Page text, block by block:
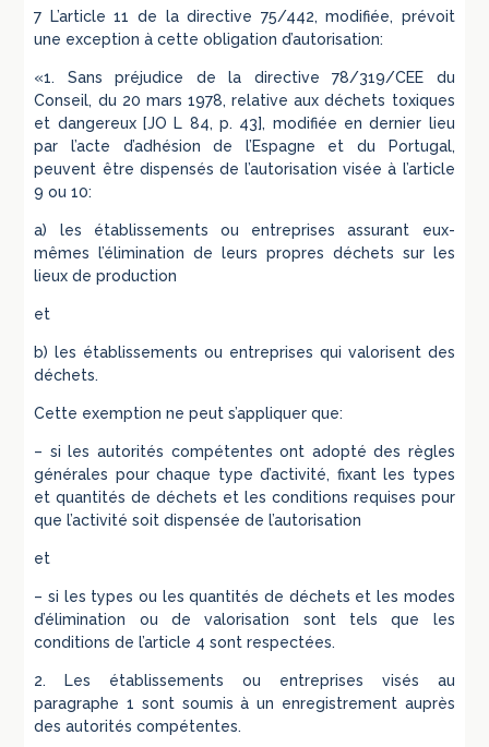
7 L’article 11 de la directive 75/442, modifiée, prévoit
une exception à cette obligation d’autorisation:
«1. Sans préjudice de la directive 78/319/CEE du
Conseil, du 20 mars 1978, relative aux déchets toxiques
et dangereux [JO L 84, p. 43], modifiée en dernier lieu
par l’acte d’adhésion de l’Espagne et du Portugal,
peuvent être dispensés de l’autorisation visée à l’article
9 ou 10:
a) les établissements ou entreprises assurant eux-
mêmes l’élimination de leurs propres déchets sur les
lieux de production
et
b) les établissements ou entreprises qui valorisent des
déchets.
Cette exemption ne peut s’appliquer que:
– si les autorités compétentes ont adopté des règles
générales pour chaque type d’activité, fixant les types
et quantités de déchets et les conditions requises pour
que l’activité soit dispensée de l’autorisation
et
– si les types ou les quantités de déchets et les modes
d’élimination ou de valorisation sont tels que les
conditions de l’article 4 sont respectées.
2. Les établissements ou entreprises visés au
paragraphe 1 sont soumis à un enregistrement auprès
des autorités compétentes.